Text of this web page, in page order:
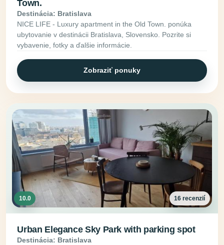
Town.
Destinácia: Bratislava
NICE LIFE - Luxury apartment in the Old Town. ponúka
ubytovanie v destinácii Bratislava, Slovensko. Pozrite si
vybavenie, fotky a ďalšie informácie.
Zobraziť ponuky
10.0 16 recenzií
Urban Elegance Sky Park with parking spot
Destinácia: Bratislava